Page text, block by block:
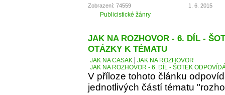
Zobrazení: 74559 1. 6. 2015
Publicistické žánry
JAK NA ROZHOVOR - 6. DÍL -
OTÁZKY K TÉMATU
JAK NA ČASÁK
JAK NA ROZHOVOR
JAK NA ROZHOVOR - 6. DÍL - ŠOTEK
V příloze tohoto článku
jednotlivých částí tématu